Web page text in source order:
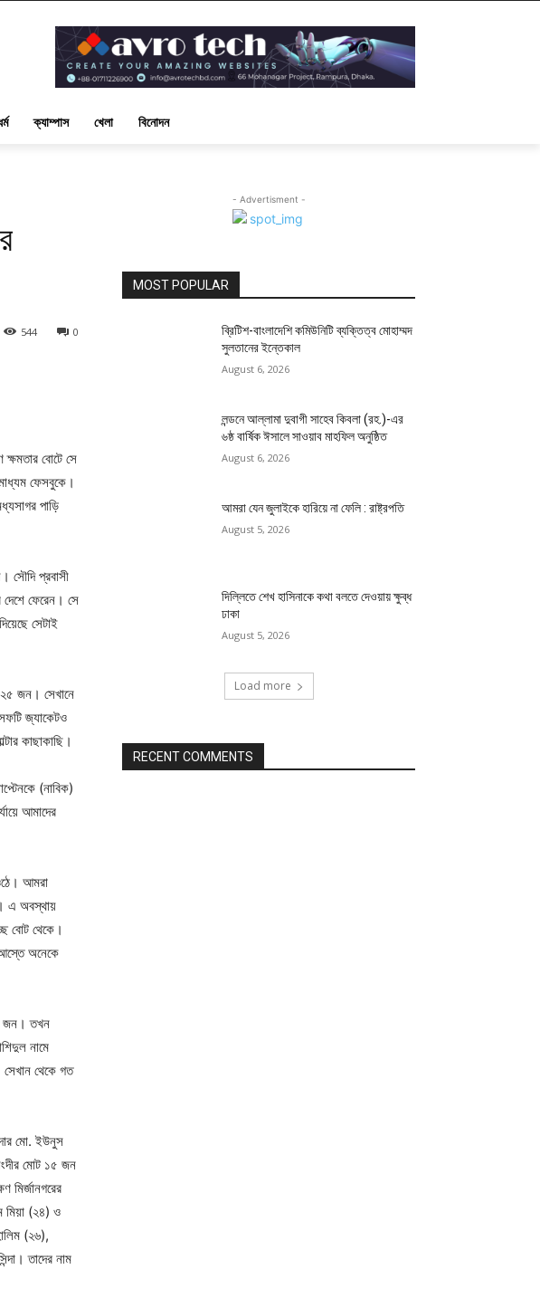
ক্যাম্পাস খেলা বিনোদন
0
544
বোটে সে
ফেসবুকে।
পাড়ি
সৌদি প্রবাসী
ফেরেন। সে
সেটাই
২৫ জন। সেখানে
জ্যাকেটও
কাছাকাছি।
(নাবিক)
আমাদের
আমরা
এ অবস্থায়
বোট থেকে।
অনেকে
জন। তখন
নামে
থেকে গত
মো. ইউনুস
মোট ১৫ জন
মিয়া (২৪) ও
(২৬),
তাদের নাম
- Advertisment -
MOST POPULAR
ব্রিটিশ-বাংলাদেশি কমিউনিটি ব্যক্তিত্ব মোহাম্মদ
সুলতানের ইন্তেকাল
August 6, 2026
লন্ডনে আল্লামা দুবাগী সাহেব কিবলা (রহ.)-এর
৬ষ্ঠ বার্ষিক ঈসালে সাওয়াব মাহফিল অনুষ্ঠিত
August 6, 2026
আমরা যেন জুলাইকে হারিয়ে না ফেলি : রাষ্ট্রপতি
August 5, 2026
দিল্লিতে শেখ হাসিনাকে কথা বলতে দেওয়ায় ক্ষুব্ধ
ঢাকা
August 5, 2026
Load more
RECENT COMMENTS